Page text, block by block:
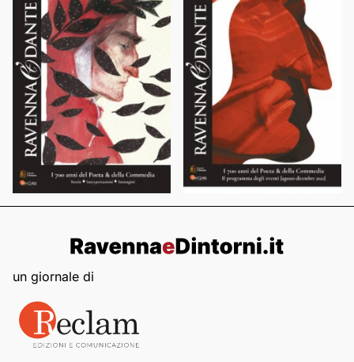
un giornale di